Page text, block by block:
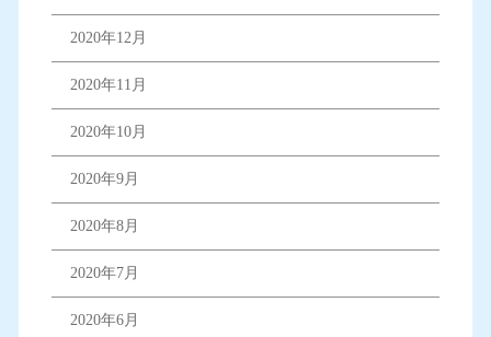
2020年12月
2020年11月
2020年10月
2020年9月
2020年8月
2020年7月
2020年6月